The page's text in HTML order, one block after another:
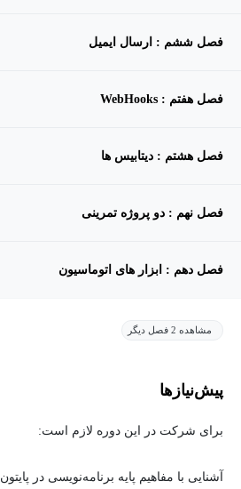
فصل ششم : ارسال ایمیل
فصل هفتم : WebHooks
فصل هشتم : دیتابیس ها
فصل نهم : دو پروژه تمرینی
فصل دهم : ابزار های اتوماسیون
مشاهده 2 فصل دیگر
پیش‌نیاز‌ها
برای شرکت در این دوره لازم است:
آشنایی با مفاهیم پایه برنامه‌نویسی در پایتون